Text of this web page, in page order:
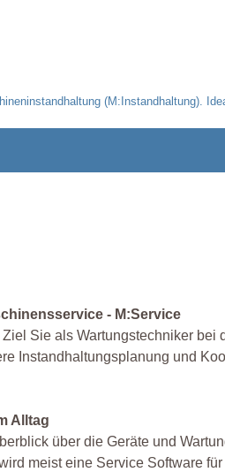
(M:Instandhaltung).
- M:Service
Sie als Wartungstechniker bei
Instandhaltungsplanung und
Alltag
über die Geräte und
meist eine Service Software